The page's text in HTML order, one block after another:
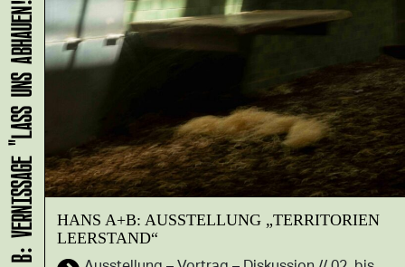
HANS A+B: AUSSTELLUNG „TERRITORIEN
LEERSTAND“
HANS B: VERNISSAGE "LASS UNS ABHAUEN!"